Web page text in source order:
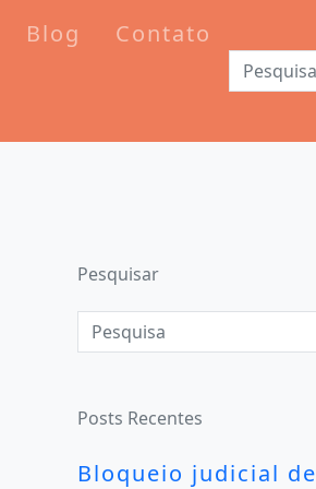
Blog Contato
Pesquisar
Posts Recentes
Bloqueio judicial de